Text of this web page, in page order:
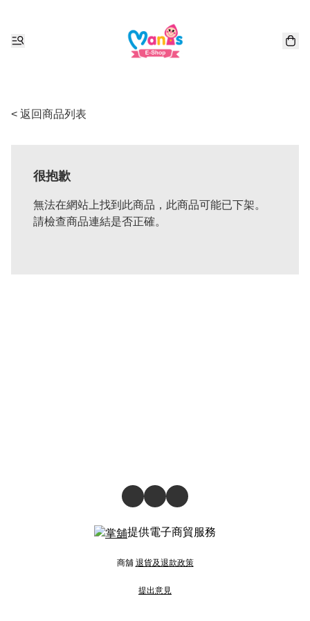
< 返回商品列表
很抱歉
無法在網站上找到此商品，此商品可能已下架。
請檢查商品連結是否正確。
提供電子商貿服務
商舖 退貨及退款政策
提出意見